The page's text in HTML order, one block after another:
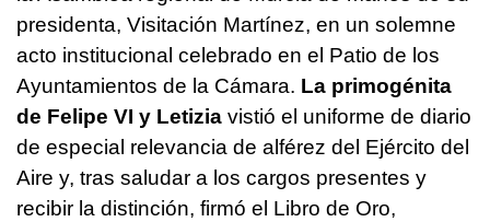
presidenta, Visitación Martínez, en un solemne
acto institucional celebrado en el Patio de los
Ayuntamientos de la Cámara. La primogénita
de Felipe VI y Letizia vistió el uniforme de diario
de especial relevancia de alférez del Ejército del
Aire y, tras saludar a los cargos presentes y
recibir la distinción, firmó el Libro de Oro,